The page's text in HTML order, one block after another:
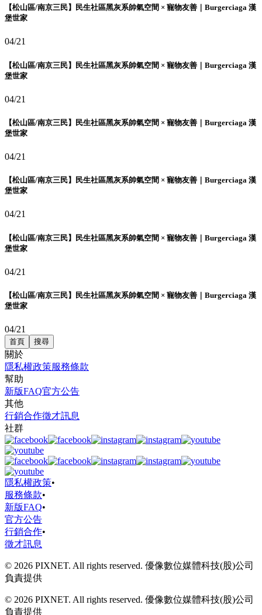
【松山區/南京三民】民生社區黑灰系帥氣空間 × 寵物友善｜Burgerciaga 漢
堡世家
04/21
【松山區/南京三民】民生社區黑灰系帥氣空間 × 寵物友善｜Burgerciaga 漢
堡世家
04/21
【松山區/南京三民】民生社區黑灰系帥氣空間 × 寵物友善｜Burgerciaga 漢
堡世家
04/21
【松山區/南京三民】民生社區黑灰系帥氣空間 × 寵物友善｜Burgerciaga 漢
堡世家
04/21
【松山區/南京三民】民生社區黑灰系帥氣空間 × 寵物友善｜Burgerciaga 漢
堡世家
04/21
【松山區/南京三民】民生社區黑灰系帥氣空間 × 寵物友善｜Burgerciaga 漢
堡世家
04/21
首頁 搜尋
關於
隱私權政策服務條款
幫助
新版FAQ官方公告
其他
行銷合作徵才訊息
社群
隱私權政策•
服務條款•
新版FAQ•
官方公告
行銷合作•
徵才訊息
© 2026 PIXNET. All rights reserved. 優像數位媒體科技(股)公司
負責提供
© 2026 PIXNET. All rights reserved. 優像數位媒體科技(股)公司
負責提供